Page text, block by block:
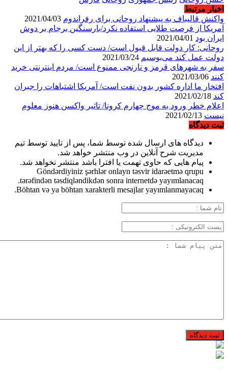
اخبار مرتبط
واکنش قالیباف به پیشنهاد روحانی برای رفراندوم
آمریکا از فرصت طلایی استفاده نکرد/بارسنگین برجام بر دوش
ایران بود
روحانی: کار دولت قابل قبول است/ دست کسی را که بهتر از این
دولت عمل کند می‌بوسیم
سفر به شهرهای قرمز و نارنجی ممنوع است/ مردم اینترنتی خرید
کنند
افتخار ما اداره کشور بدون نفت است/ آمریکا اشتباهات را جبران
کند
اعلام خطر ورود به موج چهارم کرونا/ تاثیر واکسن هنوز معلوم
نیست
ثبت دیدگاه
دیدگاه های ارسال شده توسط شما، پس از تایید توسط تیم
مدیریت شرح آنلاین در وب منتشر خواهد شد.
پیام هایی که حاوی تهمت یا افترا باشد منتشر نخواهد شد.
Göndərdiyiniz şərhlər onlayn təsvir idarəetmə qrupu
tərəfindən təsdiqləndikdən sonra internetdə yayımlanacaq.
Böhtan və ya böhtan xarakterli mesajlar yayımlanmayacaq.